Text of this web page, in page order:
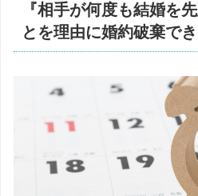
『相手が何度も結婚を
とを理由に婚約破棄で